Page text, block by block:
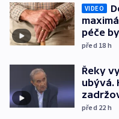
VIDEO
péče
před 18 h
Řeky
ubývá.
před 22 h